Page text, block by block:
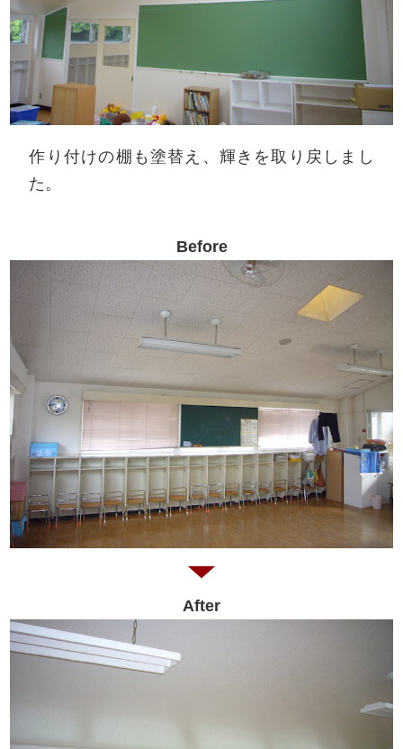
作り付けの棚も塗替え、輝きを取り戻しまし
た。
Before
After